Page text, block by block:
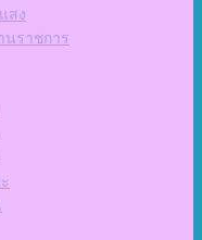
สง
นราชการ